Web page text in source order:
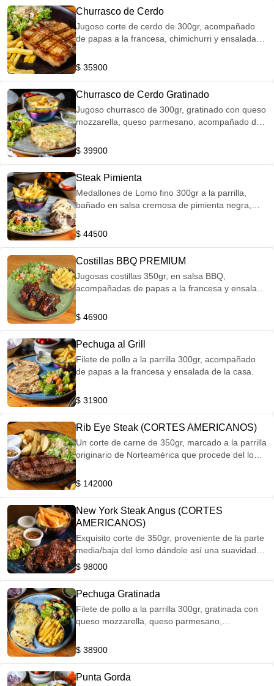
Churrasco de Cerdo
Jugoso corte de cerdo de 300gr, acompañado
de papas a la francesa, chimichurri y ensalada
$ 35900
Churrasco de Cerdo Gratinado
Jugoso churrasco de 300gr, gratinado con queso
mozzarella, queso parmesano, acompañado de
$ 39900
Steak Pimienta
Medallones de Lomo fino 300gr a la parrilla,
bañado en salsa cremosa de pimienta negra,
$ 44500
Costillas BBQ PREMIUM
Jugosas costillas 350gr, en salsa BBQ,
acompañadas de papas a la francesa y ensalada
$ 46900
Pechuga al Grill
Filete de pollo a la parrilla 300gr, acompañado
de papas a la francesa y ensalada de la casa.
$ 31900
Rib Eye Steak (CORTES AMERICANOS)
Un corte de carne de 350gr, marcado a la parrilla
originario de Norteamérica que procede del lomo
costillar, entre la sexta y duodécima costilla,
ensalada de la casa.
$ 142000
New York Steak Angus (CORTES
AMERICANOS)
Exquisito corte de 350gr, proveniente de la parte
media/baja del lomo dándole así una suavidad
increíble y satisfactoria al momento de
$ 98000
Pechuga Gratinada
Filete de pollo a la parrilla 300gr, gratinada con
queso mozzarella, queso parmesano,
de la casa.
$ 38900
Punta Gorda